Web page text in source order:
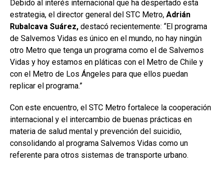
Debido al interés internacional que ha despertado esta
estrategia, el director general del STC Metro, Adrián
Rubalcava Suárez, destacó recientemente: “El programa
de Salvemos Vidas es único en el mundo, no hay ningún
otro Metro que tenga un programa como el de Salvemos
Vidas y hoy estamos en pláticas con el Metro de Chile y
con el Metro de Los Ángeles para que ellos puedan
replicar el programa.”
Con este encuentro, el STC Metro fortalece la cooperación
internacional y el intercambio de buenas prácticas en
materia de salud mental y prevención del suicidio,
consolidando al programa Salvemos Vidas como un
referente para otros sistemas de transporte urbano.